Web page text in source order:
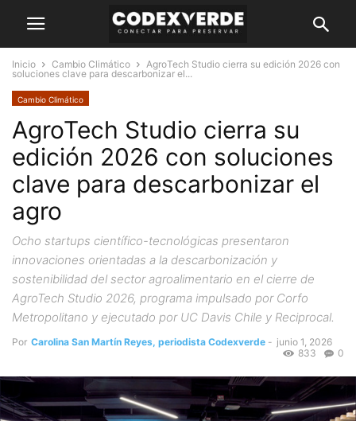
Inicio Cambio Climático
AgroTech Studio cierra su edición 2026 con
soluciones clave para descarbonizar el...
Cambio Climático
AgroTech Studio cierra su
edición 2026 con soluciones
clave para descarbonizar el
agro
Ocho startups científico-tecnológicas presentaron
innovaciones orientadas a la descarbonización y
sostenibilidad del sector agroalimentario en el cierre de
AgroTech Studio 2026, programa impulsado por Corfo
Metropolitano y ejecutado por UC Davis Chile y Reciprocal.
Por Carolina San Martín Reyes, periodista Codexverde - junio 1, 2026
0
833